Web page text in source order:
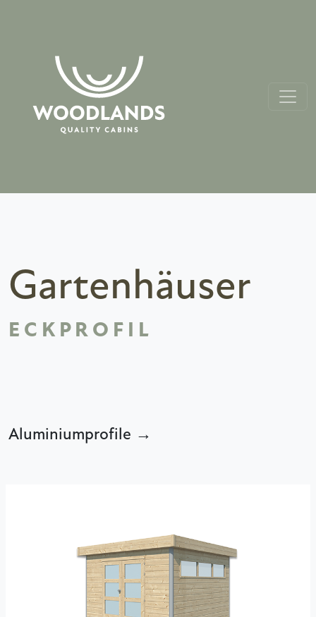
Gartenhäuser
ECKPROFIL
Aluminiumprofile →